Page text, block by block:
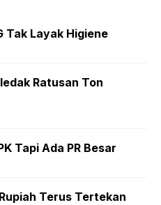
Tak Layak Higiene
Ratusan Ton
Tapi Ada PR Besar
Terus Tertekan